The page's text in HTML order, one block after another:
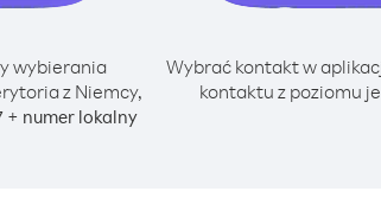
wybierania
z Niemcy,
+ numer lokalny
Wybrać kontakt w
kontaktu z poziomu